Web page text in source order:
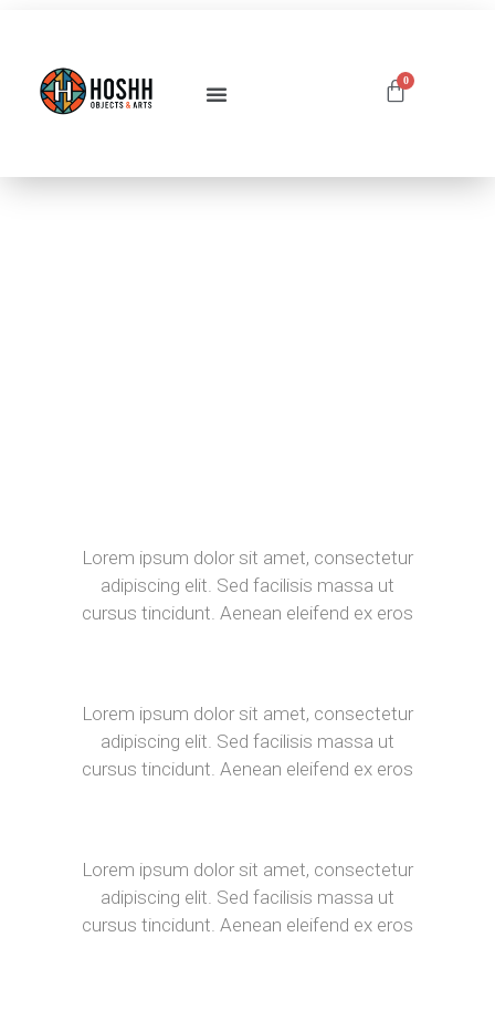
Lorem ipsum dolor sit amet, consectetur
adipiscing elit. Sed facilisis massa ut
cursus tincidunt. Aenean eleifend ex eros
Lorem ipsum dolor sit amet, consectetur
adipiscing elit. Sed facilisis massa ut
cursus tincidunt. Aenean eleifend ex eros
Lorem ipsum dolor sit amet, consectetur
adipiscing elit. Sed facilisis massa ut
cursus tincidunt. Aenean eleifend ex eros